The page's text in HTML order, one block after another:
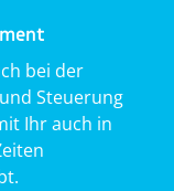
bei der
Steuerung
Ihr auch in